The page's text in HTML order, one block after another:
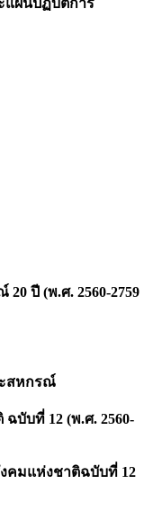
ะทา
20 ปี (พ.ศ. 2560-2759
สหกรณ์
ฉบับที่ 12 (พ.ศ. 2560-
คมแห่งชาติฉบับที่ 12